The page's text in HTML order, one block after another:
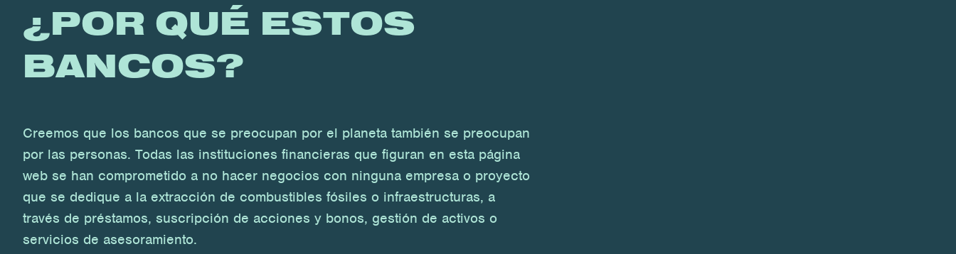
¿POR QUÉ ESTOS
BANCOS?
Creemos que los bancos que se preocupan por el planeta también se preocupan
por las personas. Todas las instituciones financieras que figuran en esta página
web se han comprometido a no hacer negocios con ninguna empresa o proyecto
que se dedique a la extracción de combustibles fósiles o infraestructuras, a
través de préstamos, suscripción de acciones y bonos, gestión de activos o
servicios de asesoramiento.